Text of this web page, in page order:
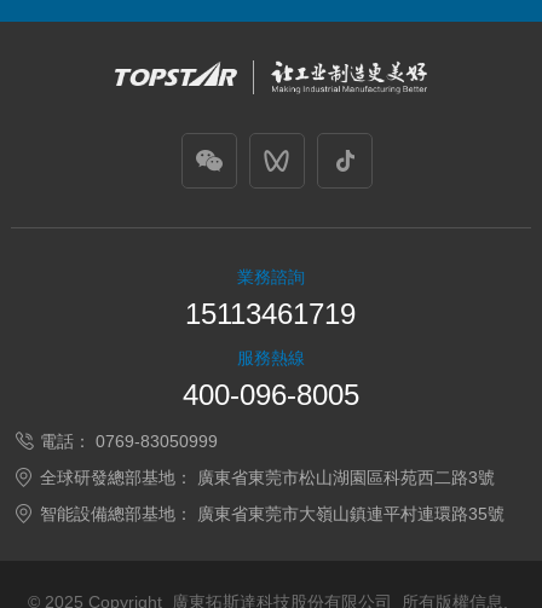
業務諮詢
15113461719
服務熱線
400-096-8005
電話：
0769-83050999
全球研發總部基地：
廣東省東莞市松山湖園區科苑西二路3號
智能設備總部基地：
廣東省東莞市大嶺山鎮連平村連環路35號
© 2025 Copyright 廣東拓斯達科技股份有限公司 所有版權信息.